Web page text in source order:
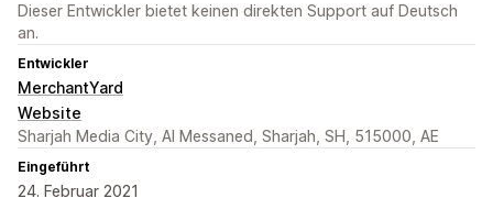
Dieser Entwickler bietet keinen direkten Support auf Deutsch
an.
Entwickler
MerchantYard
Website
Sharjah Media City, Al Messaned, Sharjah, SH, 515000, AE
Eingeführt
24. Februar 2021